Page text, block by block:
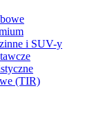
i SUV-y
(TIR)